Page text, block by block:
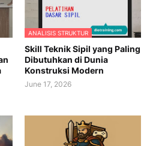
ANALISIS STRUKTUR
Skill Teknik Sipil yang Paling
Dibutuhkan di Dunia
Konstruksi Modern
June 17, 2026